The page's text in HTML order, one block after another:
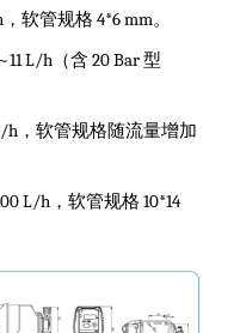
软管规格 4*6 mm。
L/h（含 20 Bar 型
h，软管规格随流量增加
L/h，软管规格 10*14